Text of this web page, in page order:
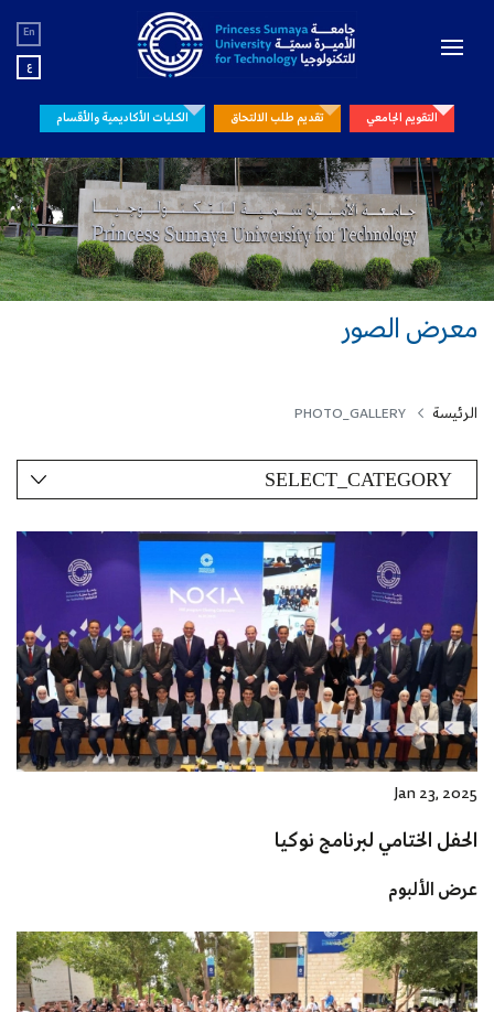
En
ع
التقويم الجامعي تقديم طلب الالتحاق الكليات الأكاديمية والأقسام
معرض الصور
الرئيسة
Jan 23, 2025
الحفل الختامي لبرنامج نوكيا
عرض الألبوم